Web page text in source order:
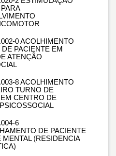
0 ACOLHIMENTO
PACIENTE EM
ATENÇÃO
8 ACOLHIMENTO
TURNO DE
CENTRO DE
6
DE PACIENTE
MENTAL (RESIDENCIA